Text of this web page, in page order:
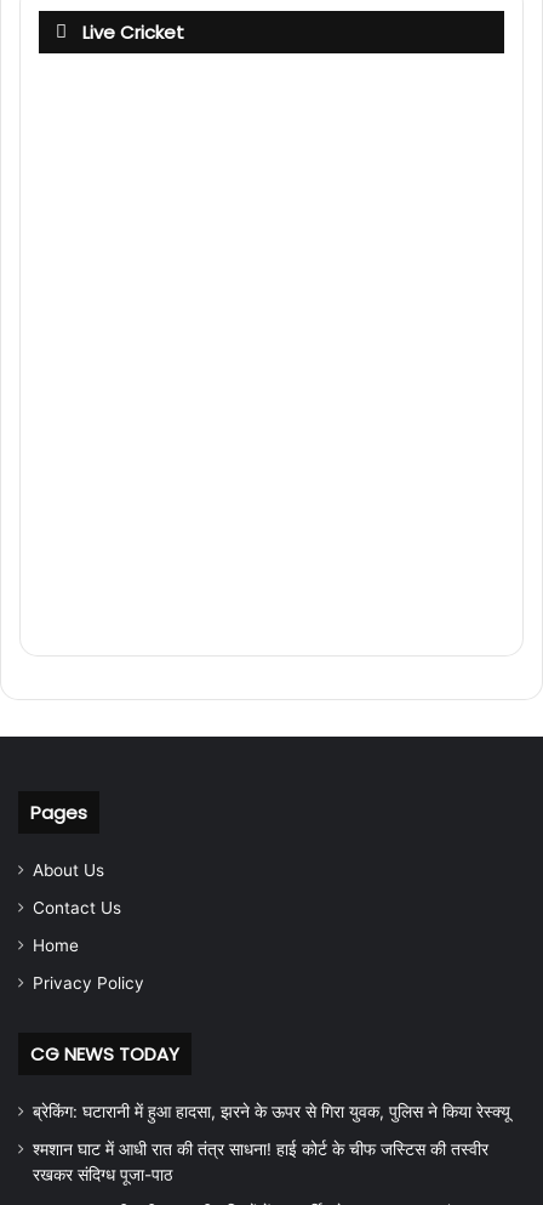
Live Cricket
Pages
About Us
Contact Us
Home
Privacy Policy
CG NEWS TODAY
ब्रेकिंग: घटारानी में हुआ हादसा, झरने के ऊपर से गिरा युवक, पुलिस ने किया रेस्क्यू
श्मशान घाट में आधी रात की तंत्र साधना! हाई कोर्ट के चीफ जस्टिस की तस्वीर
रखकर संदिग्ध पूजा-पाठ